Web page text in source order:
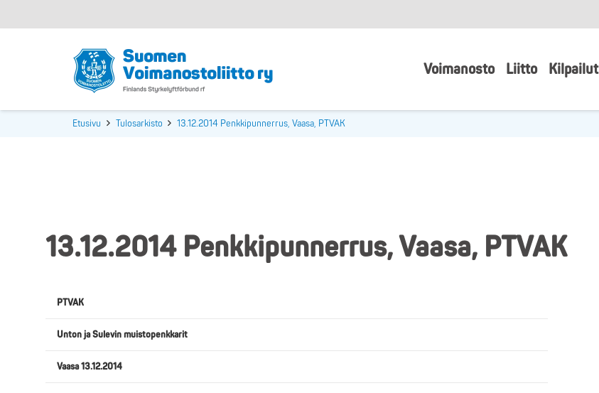
Voimanosto Liitto Kilpailut
Etusivu Tulosarkisto 13.12.2014 Penkkipunnerrus, Vaasa, PTVAK
13.12.2014 Penkkipunnerrus, Vaasa, PTVAK
PTVAK
Unton ja Sulevin muistopenkkarit
Vaasa 13.12.2014